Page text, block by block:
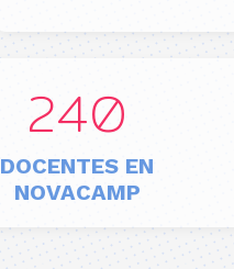
240
DOCENTES EN
NOVACAMP